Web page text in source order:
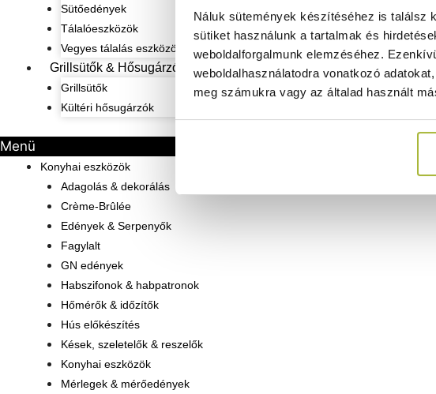
Náluk sütemények készítéséhez is találsz
sütiket használunk a tartalmak és
weboldalforgalmunk elemzéséhez.
weboldalhasználatodra vonatkozó
meg számukra vagy az általad használt
Sütőedények
Tálalóeszközök
Vegyes tálalás eszközök
Grillsütők & Hősugárzók
Grillsütők
Kültéri hősugárzók
Menü
Konyhai eszközök
Adagolás & dekorálás
Crème-Brûlée
Edények & Serpenyők
Fagylalt
GN edények
Habszifonok & habpatronok
Hőmérők & időzítők
Hús előkészítés
Kések, szeletelők & reszelők
Konyhai eszközök
Mérlegek & mérőedények